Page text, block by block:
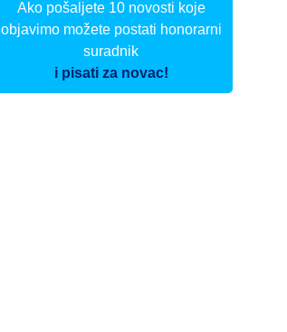
Ako pošaljete 10 novosti koje
objavimo možete postati honorarni
suradnik
i pisati za novac!